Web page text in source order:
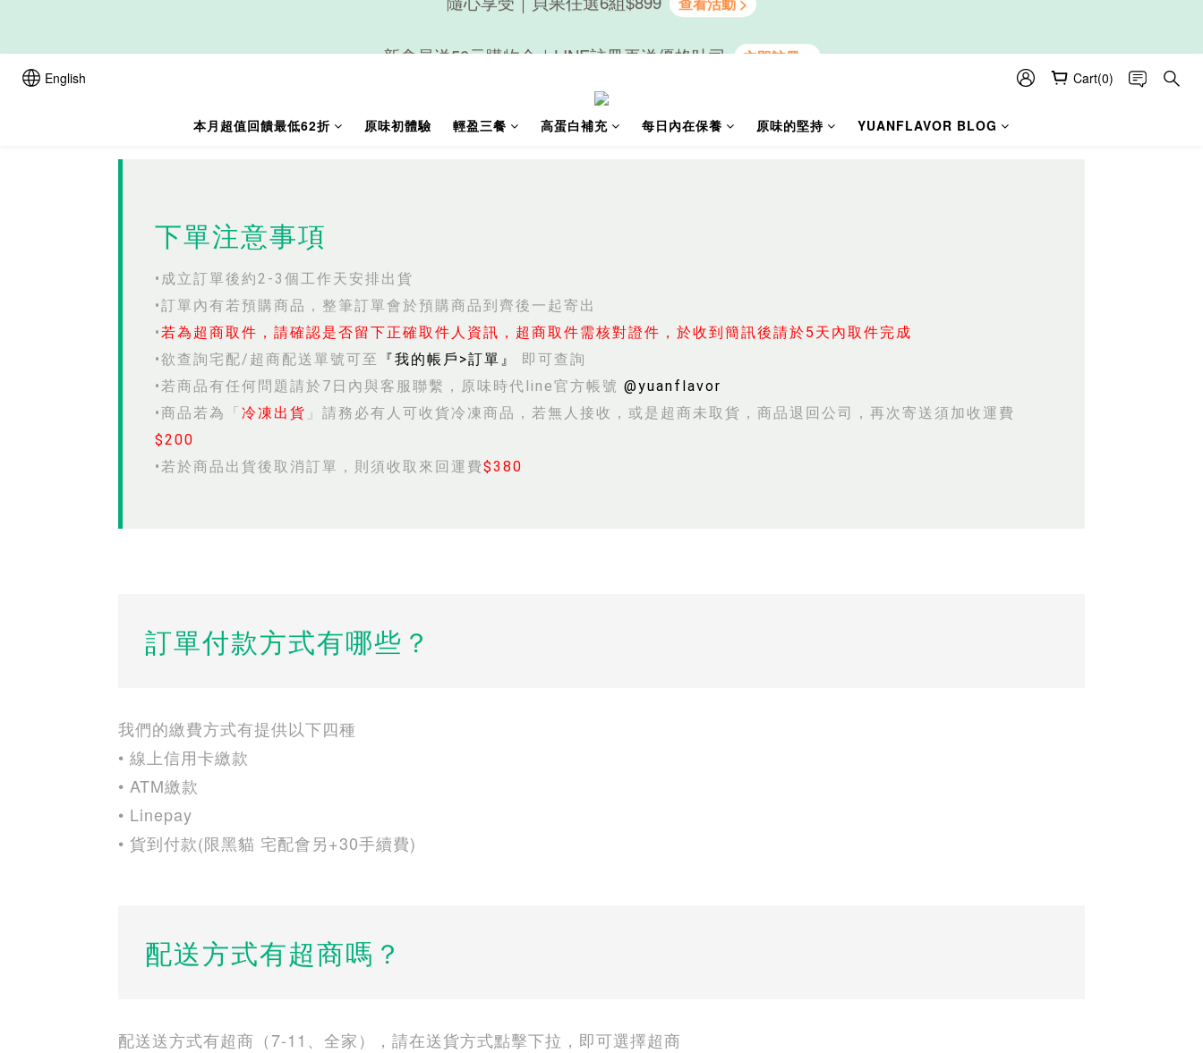
新會員送50元購物金｜LINE註冊再送優格吐司
English Cart(0)
本月超值回饋最低62折 原味初體驗 輕盈三餐 高蛋白補充 每日內在保養 原味的堅持 YUANFLAVOR BLOG
下單注意事項
•成立訂單後約2-3個工作天安排出貨
•訂單內有若預購商品，整筆訂單會於預購商品到齊後一起寄出
•若為超商取件，請確認是否留下正確取件人資訊，超商取件需核對證件，於收到簡訊後請於5天內取件完成
•欲查詢宅配/超商配送單號可至
『我的帳戶>訂單』
即可查詢
•若商品有任何問題請於7日內與客服聯繫，原味時代line官方帳號 @yuanflavor
•商品若為「 冷凍出貨 」請務必有人可收貨冷凍商品，若無人接收，或是超商未取貨，商品退回公司，再次寄送須加收運費
$200
•若於商品出貨後取消訂單，則須收取來回運費$380
訂單付款方式有哪些？
我們的繳費方式有提供以下四種
• 線上信用卡繳款
• ATM繳款
• Linepay
• 貨到付款(限黑貓 宅配會另+30手續費)
配送方式有超商嗎？
配送送方式有超商（7-11、全家），請在送貨方式點擊下拉，即可選擇超商